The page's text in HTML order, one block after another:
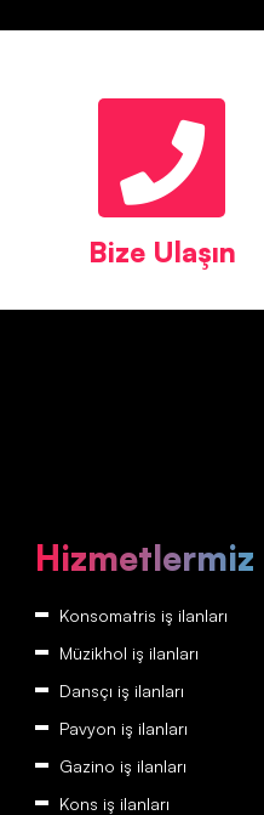
Bize Ulaşın
Telefon : 05458647375
Mete Bey
Hizmetlermiz
Konsomatris iş ilanları
Müzikhol iş ilanları
Dansçı iş ilanları
Pavyon iş ilanları
Gazino iş ilanları
Kons iş ilanları